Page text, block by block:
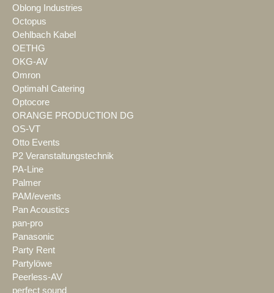
Oblong Industries
Octopus
Oehlbach Kabel
OETHG
OKG-AV
Omron
Optimahl Catering
Optocore
ORANGE PRODUCTION DG
OS-VT
Otto Events
P2 Veranstaltungstechnik
PA-Line
Palmer
PAM/events
Pan Acoustics
pan-pro
Panasonic
Party Rent
Partylöwe
Peerless-AV
perfect sound